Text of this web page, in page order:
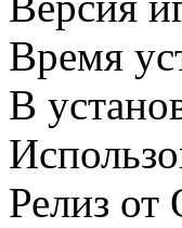
Время
В
Релиз от